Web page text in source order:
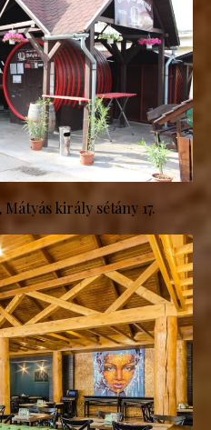
király sétány 17.